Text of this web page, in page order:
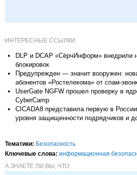
ИНТЕРЕСНЫЕ ССЫЛКИ
DLP и DCAP «СёрчИнформ» внедрили
блокировок
Предупрежден — значит вооружен:
абонентов «Ростелекома» от спам-
UserGate NGFW прошел проверку в
CyberCamp
CICADA8 представила первую в
уровня защищенности подрядчиков и
Тематики: Безопасность
Ключевые слова: информационная
А ЗНАЕТЕ ЛИ ВЫ, ЧТО: